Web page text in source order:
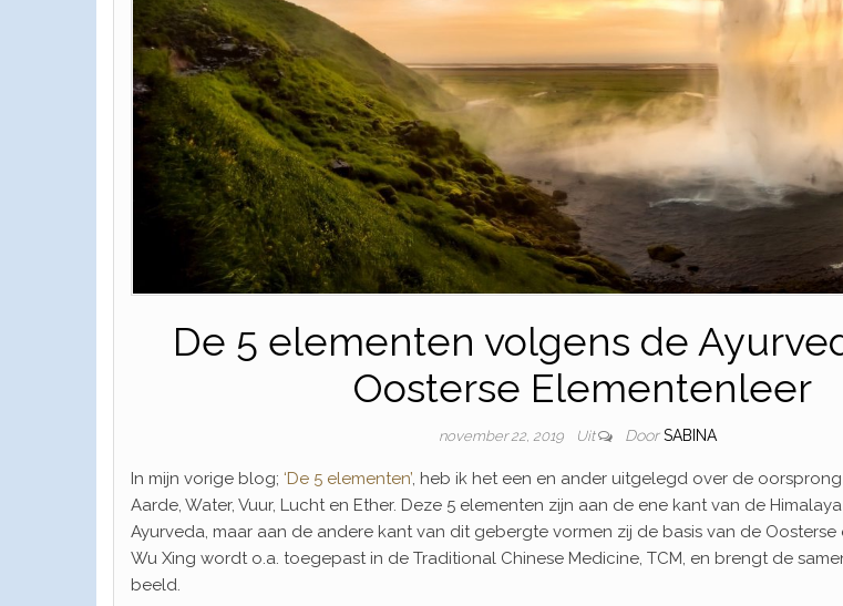
De 5 elementen volgens de
Oosterse Elementenleer
november 22, 2019 Uit Door SABINA
In mijn vorige blog; ‘De 5 elementen’, heb ik het een en ander uitgelegd over de
Aarde, Water, Vuur, Lucht en Ether. Deze 5 elementen zijn aan de ene kant van de
Ayurveda, maar aan de andere kant van dit gebergte vormen zij de basis van de Oosterse
Wu Xing wordt o.a. toegepast in de Traditional Chinese Medicine, TCM, en brengt de
beeld.